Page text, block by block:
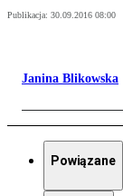
Publikacja: 30.09.2016 08:00
Janina Blikowska
Powiązane